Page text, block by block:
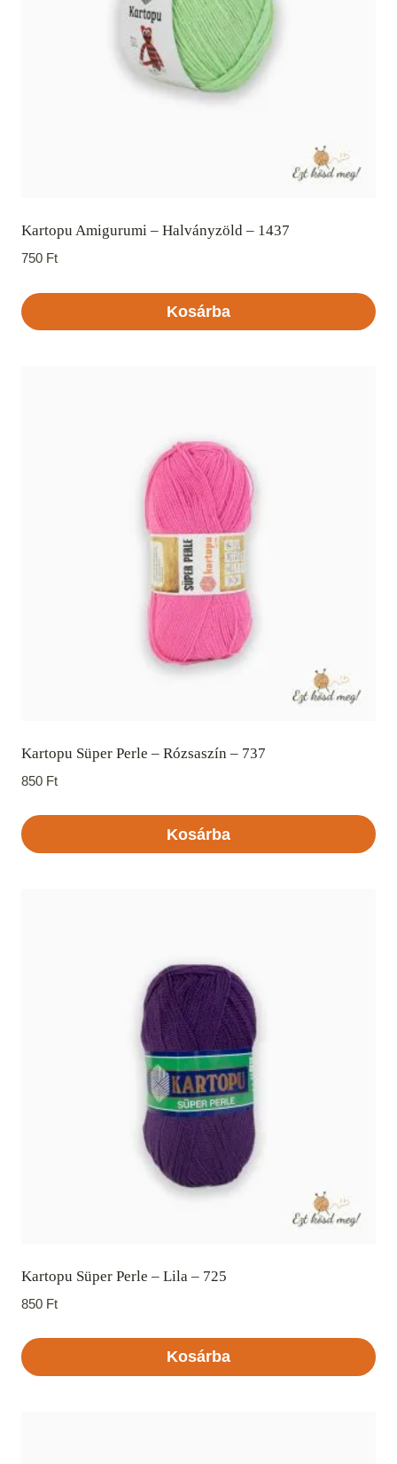
Kartopu Amigurumi – Halványzöld – 1437
750 Ft
Kosárba
Kartopu Süper Perle – Rózsaszín – 737
850 Ft
Kosárba
Kartopu Süper Perle – Lila – 725
850 Ft
Kosárba